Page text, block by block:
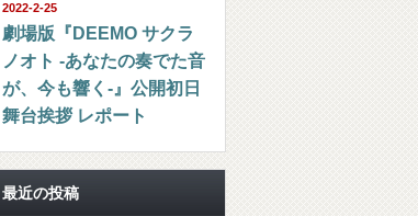
2022-2-25
劇場版『DEEMO サクラ
ノオト -あなたの奏でた音
が、今も響く-』公開初日
舞台挨拶 レポート
最近の投稿